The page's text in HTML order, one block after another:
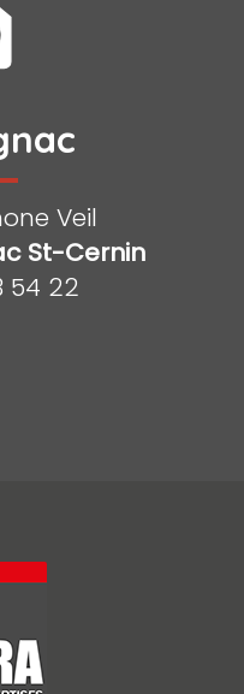
Veil
St-Cernin
54 22